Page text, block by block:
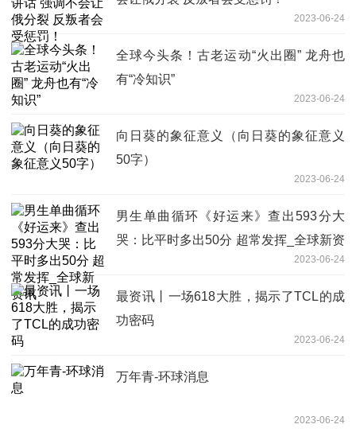
2023-06-24
全球今头条！古老运动“火出圈” 龙舟也
有“冷知识”
2023-06-24
向日葵的象征意义（向日葵的象征意义
50字）
2023-06-24
男生单曲循环《好运来》查出593分大
哭：比平时多出50分 超常发挥_全球新资
2023-06-24
最资讯丨一场618大胜，揭示了TCL的成
功密码
2023-06-24
万年青-环球消息
2023-06-24